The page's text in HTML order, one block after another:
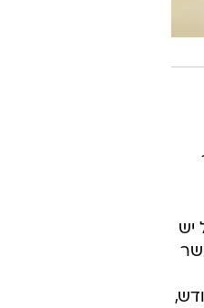
יש
בכל חודש,